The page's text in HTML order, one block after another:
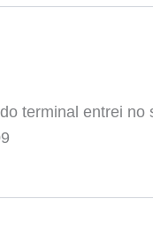
terminal entrei